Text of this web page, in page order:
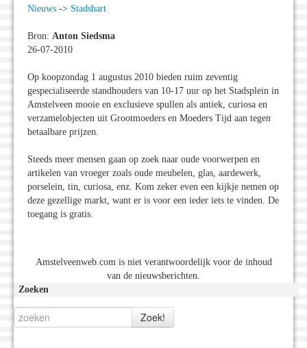
Nieuws -> Stadshart
Bron: Anton Siedsma
26-07-2010
Op koopzondag 1 augustus 2010 bieden ruim zeventig
gespecialiseerde standhouders van 10-17 uur op het Stadsplein in
Amstelveen mooie en exclusieve spullen als antiek, curiosa en
verzamelobjecten uit Grootmoeders en Moeders Tijd aan tegen
betaalbare prijzen.
Steeds meer mensen gaan op zoek naar oude voorwerpen en
artikelen van vroeger zoals oude meubelen, glas, aardewerk,
porselein, tin, curiosa, enz. Kom zeker even een kijkje nemen op
deze gezellige markt, want er is voor een ieder iets te vinden. De
toegang is gratis.
Amstelveenweb.com is niet verantwoordelijk voor de inhoud
van de nieuwsberichten.
Zoeken